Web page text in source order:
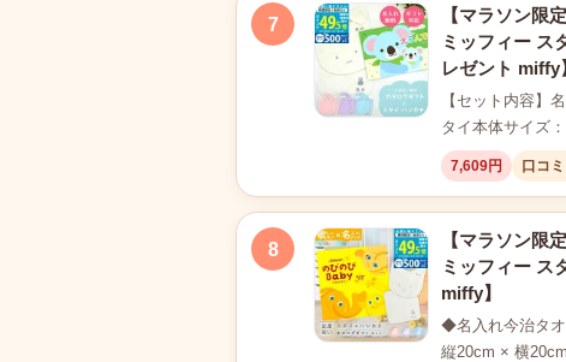
7
【マラソン限
ミッフィー ス
レゼント miffy
【セット内容】
タイ本体サイ
7,609円 口コ
8
【マラソン限
ミッフィー ス
miffy】
◆名入れ今治タ
縦20cm × 横